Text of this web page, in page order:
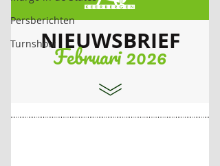
Persberichten
Turnshow